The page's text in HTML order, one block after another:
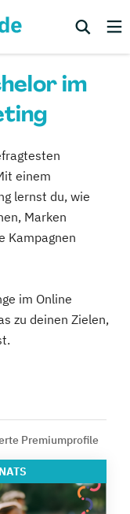
im
einem
lernst du, wie
Marken
Kampagnen
im Online
zu deinen Zielen,
Premiumprofile